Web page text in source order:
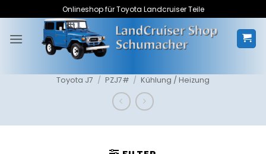
Inhalt
springen
Onlineshop für Toyota Landcruiser Teile
Toyota J7 / PZJ7# / Kühlung / Heizung